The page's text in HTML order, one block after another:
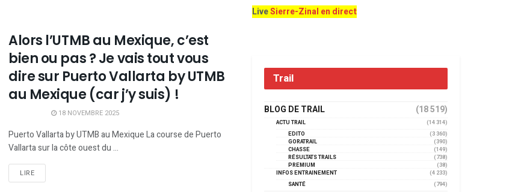
Alors l’UTMB au Mexique, c’est
bien ou pas ? Je vais tout vous
dire sur Puerto Vallarta by UTMB
au Mexique (car j’y suis) !
18 NOVEMBRE 2025
Puerto Vallarta by UTMB au Mexique La course de Puerto
Vallarta sur la côte ouest du ...
LIRE
LiveSierre-Zinal en direct
Trail
BLOG DE TRAIL (18 519)
ACTU TRAIL
(14 314)
EDITO
(3 360)
GORATRAIL
(390)
CHASSE
(149)
RÉSULTATS TRAILS
(738)
PREMIUM
(38)
INFOS ENTRAINEMENT
(4 233)
SANTÉ
(794)